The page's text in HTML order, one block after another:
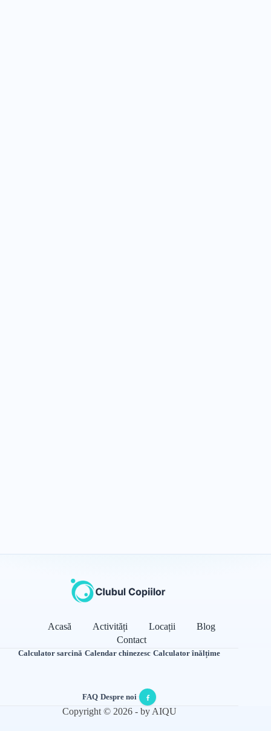
Acasă Activități Locații
Blog
Contact
Calculator sarcină·Calendar chinezesc·Calculator înălțime
FAQ·Despre noi·
Copyright © 2026 - by AIQU